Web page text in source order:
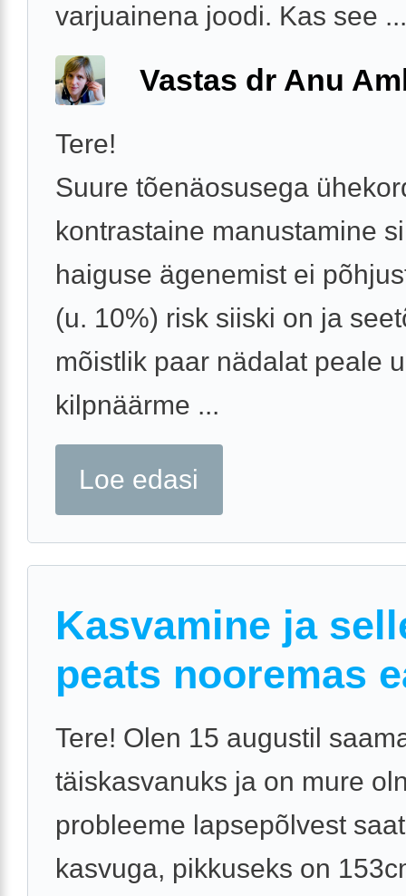
varjuainena joodi. Kas see ...
Vastas dr Anu
Tere!
Suure tõenäosusega
kontrastaine manustamine
haiguse ägenemist ei
(u. 10%) risk siiski on ja
mõistlik paar nädalat peale
kilpnäärme ...
Loe edasi
Kasvamine ja
peats nooremas
Tere! Olen 15 augustil
täiskasvanuks ja on mure
probleeme lapsepõlvest
kasvuga, pikkuseks on